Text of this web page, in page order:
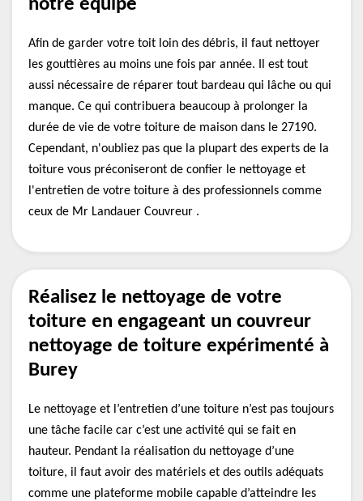
notre équipe
Afin de garder votre toit loin des débris, il faut nettoyer
les gouttières au moins une fois par année. Il est tout
aussi nécessaire de réparer tout bardeau qui lâche ou qui
manque. Ce qui contribuera beaucoup à prolonger la
durée de vie de votre toiture de maison dans le 27190.
Cependant, n'oubliez pas que la plupart des experts de la
toiture vous préconiseront de confier le nettoyage et
l'entretien de votre toiture à des professionnels comme
ceux de Mr Landauer Couvreur .
Réalisez le nettoyage de votre
toiture en engageant un couvreur
nettoyage de toiture expérimenté à
Burey
Le nettoyage et l’entretien d’une toiture n’est pas toujours
une tâche facile car c’est une activité qui se fait en
hauteur. Pendant la réalisation du nettoyage d’une
toiture, il faut avoir des matériels et des outils adéquats
comme une plateforme mobile capable d’atteindre les